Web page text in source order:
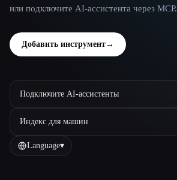
или подключите AI-ассистента через MCP.
Добавить инструмент→
Подключите AI-ассистенты
Индекс для машин
Language▾